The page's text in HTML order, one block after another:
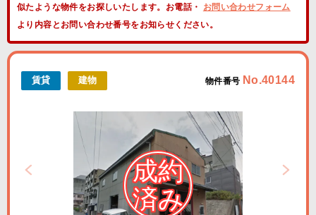
似たような物件をお探しいたします。お電話・ お問い合わせフォーム
より内容とお問い合わせ番号をお知らせください。
賃貸 建物 物件番号 No.40144